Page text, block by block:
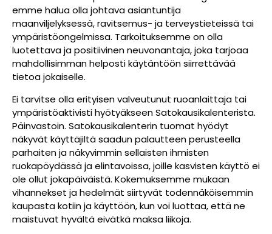
emme halua olla johtava asiantuntija
maanviljelyksessä, ravitsemus- ja terveystieteissä tai
ympäristöongelmissa. Tarkoituksemme on olla
luotettava ja positiivinen neuvonantaja, joka tarjoaa
mahdollisimman helposti käytäntöön siirrettävää
tietoa jokaiselle.
Ei tarvitse olla erityisen valveutunut ruoanlaittaja tai
ympäristöaktivisti hyötyäkseen Satokausikalenterista.
Päinvastoin. Satokausikalenterin tuomat hyödyt
näkyvät käyttäjiltä saadun palautteen perusteella
parhaiten ja näkyvimmin sellaisten ihmisten
ruokapöydässä ja elintavoissa, joille kasvisten käyttö ei
ole ollut jokapäiväistä. Kokemuksemme mukaan
vihannekset ja hedelmät siirtyvät todennäköisemmin
kaupasta kotiin ja käyttöön, kun voi luottaa, että ne
maistuvat hyvältä eivätkä maksa liikoja.